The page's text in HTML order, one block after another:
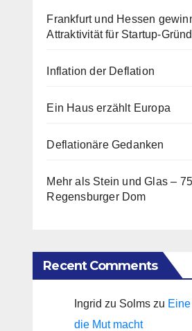
Frankfurt und Hessen
Attraktivität für Startup-
Inflation der Deflation
Ein Haus erzählt Europa
Deflationäre Gedanken
Mehr als Stein und Glas –
Regensburger Dom
Recent Comments
Ingrid zu Solms zu
die Mut macht